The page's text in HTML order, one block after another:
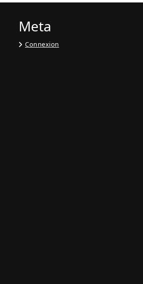
Meta
Connexion